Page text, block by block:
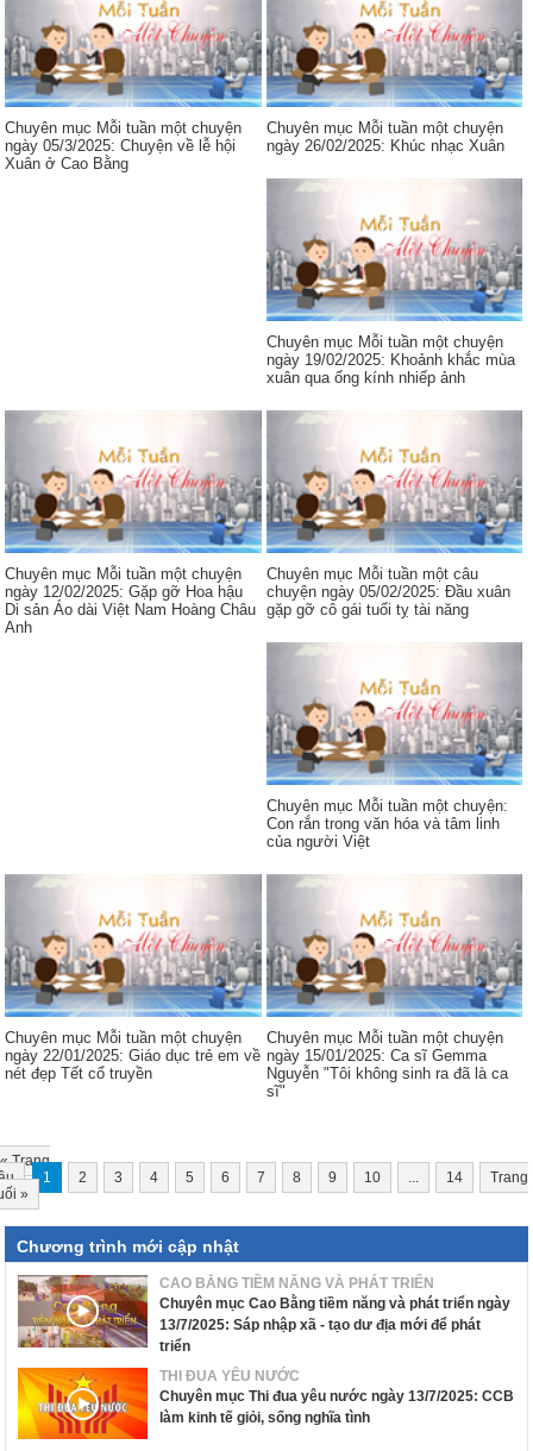
Chuyên mục Mỗi tuần một chuyện
ngày 05/3/2025: Chuyện về lễ hội
Xuân ở Cao Bằng
Chuyên mục Mỗi tuần một chuyện
ngày 26/02/2025: Khúc nhạc Xuân
Chuyên mục Mỗi tuần một chuyện
ngày 19/02/2025: Khoảnh khắc mùa
xuân qua ống kính nhiếp ảnh
Chuyên mục Mỗi tuần một chuyện
ngày 12/02/2025: Gặp gỡ Hoa hậu
Di sản Áo dài Việt Nam Hoàng Châu
Anh
Chuyên mục Mỗi tuần một câu
chuyện ngày 05/02/2025: Đầu xuân
gặp gỡ cô gái tuổi tỵ tài năng
Chuyên mục Mỗi tuần một chuyện:
Con rắn trong văn hóa và tâm linh
của người Việt
Chuyên mục Mỗi tuần một chuyện
ngày 22/01/2025: Giáo dục trẻ em về
nét đẹp Tết cổ truyền
Chuyên mục Mỗi tuần một chuyện
ngày 15/01/2025: Ca sĩ Gemma
Nguyễn "Tôi không sinh ra đã là ca
sĩ"
«Trang
1 2 3 4 5 6 7 8 9 10 ... 14
Trang
»
Chương trình mới cập nhật
CAO BẰNG TIỀM NĂNG VÀ PHÁT TRIỂN
Chuyên mục Cao Bằng tiềm năng và phát triển ngày
13/7/2025: Sáp nhập xã - tạo dư địa mới để phát
triển
THI ĐUA YÊU NƯỚC
Chuyên mục Thi đua yêu nước ngày 13/7/2025: CCB
làm kinh tế giỏi, sống nghĩa tình